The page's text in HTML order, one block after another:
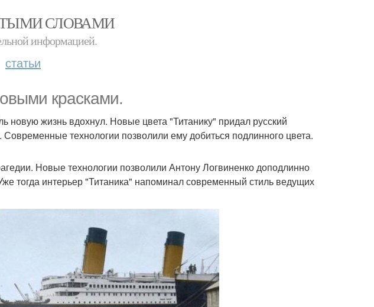
СЛОВАМИ
информацией.
статьи
красками.
новую жизнь вдохнул. Новые цвета "Титанику" придал русский
технологии позволили ему добиться подлинного цвета.
Новые технологии позволили Антону Логвиненко доподлинно
тогда интерьер "Титаника" напоминал современный стиль ведущих